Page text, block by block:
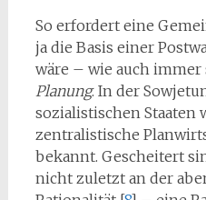
So erfordert eine
ja die Basis einer
wäre – wie auch
Planung. In der
sozialistischen Staaten
zentralistische
bekannt. Gescheitert
nicht zuletzt an der